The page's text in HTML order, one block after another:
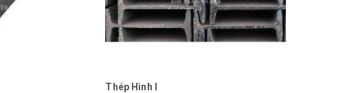
Thép Hình I